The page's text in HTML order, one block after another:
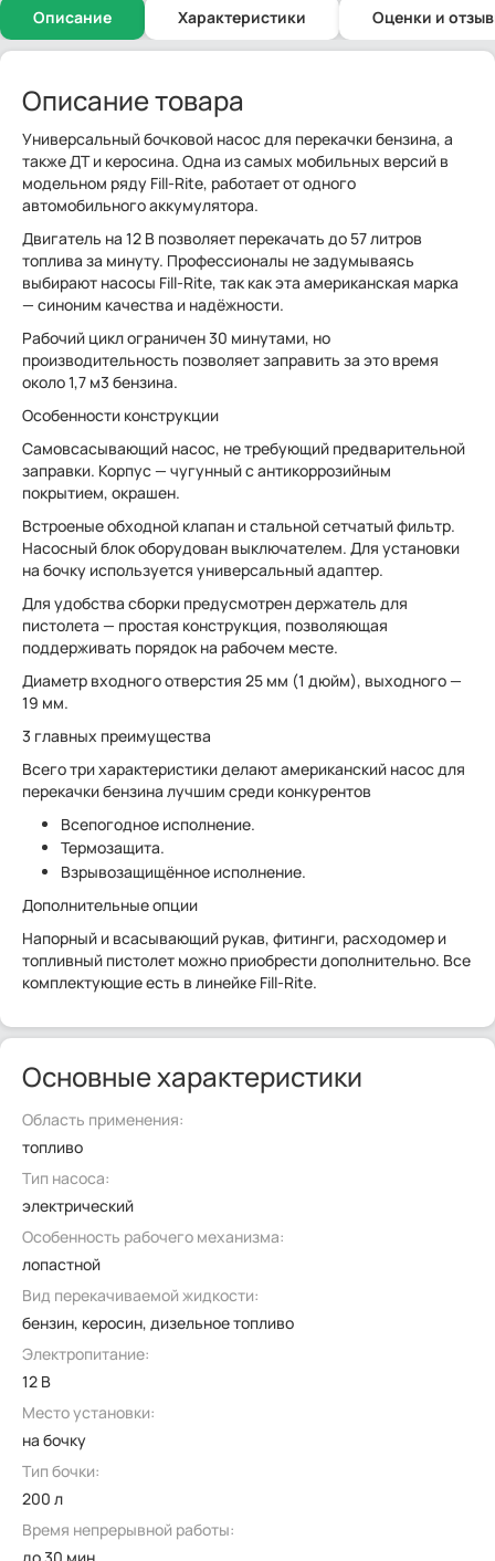
Описание Характеристики Оценки и
Описание товара
Универсальный бочковой насос для перекачки бензина, а
также ДТ и керосина. Одна из самых мобильных версий в
модельном ряду Fill-Rite, работает от одного
автомобильного аккумулятора.
Двигатель на 12 В позволяет перекачать до 57 литров
топлива за минуту. Профессионалы не задумываясь
выбирают насосы Fill-Rite, так как эта американская марка
— синоним качества и надёжности.
Рабочий цикл ограничен 30 минутами, но
производительность позволяет заправить за это время
около 1,7 м3 бензина.
Особенности конструкции
Самовсасывающий насос, не требующий предварительной
заправки. Корпус — чугунный с антикоррозийным
покрытием, окрашен.
Встроеные обходной клапан и стальной сетчатый фильтр.
Насосный блок оборудован выключателем. Для установки
на бочку используется универсальный адаптер.
Для удобства сборки предусмотрен держатель для
пистолета — простая конструкция, позволяющая
поддерживать порядок на рабочем месте.
Диаметр входного отверстия 25 мм (1 дюйм), выходного —
19 мм.
3 главных преимущества
Всего три характеристики делают американский насос для
перекачки бензина лучшим среди конкурентов
Всепогодное исполнение.
Термозащита.
Взрывозащищённое исполнение.
Дополнительные опции
Напорный и всасывающий рукав, фитинги, расходомер и
топливный пистолет можно приобрести дополнительно. Все
комплектующие есть в линейке Fill-Rite.
Основные характеристики
Область применения:
топливо
Тип насоса:
электрический
Особенность рабочего механизма:
лопастной
Вид перекачиваемой жидкости:
бензин, керосин, дизельное топливо
Электропитание:
12 В
Место установки:
на бочку
Тип бочки:
200 л
Время непрерывной работы: